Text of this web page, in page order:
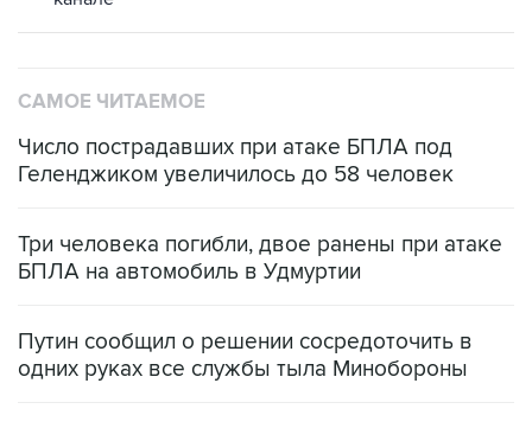
Число пострадавших при атаке БПЛА под
Три человека погибли, двое ранены при атаке
Путин сообщил о решении сосредоточить в
Как российские медицинские технологии